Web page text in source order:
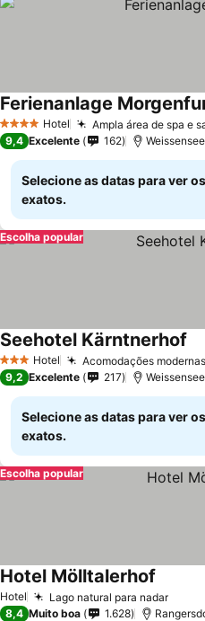
4 EstrelasHotel Ampla área de spa e
Ferienanlage
9,4 Excelente 162
Selecione as datas para ver
exatos.
Escolha popular
3 EstrelasHotel Acomodações
Seehotel Kärntnerhof
9,2 Excelente 217
Selecione as datas para ver
exatos.
Escolha popular
Hotel Lago natural para nadar
Hotel Mölltalerhof
8,4 Muito boa 1.628